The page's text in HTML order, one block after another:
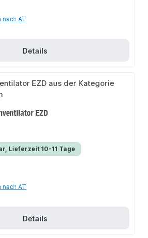
AT
Details
EZD
Lieferzeit 10-11 Tage
AT
Details